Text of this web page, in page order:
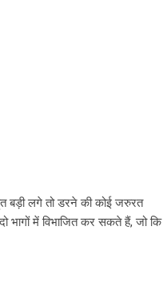
बड़ी लगे तो डरने की कोई जरुरत
भागों में विभाजित कर सकते हैं, जो कि